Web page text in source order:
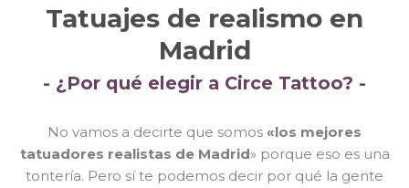
Tatuajes de realismo en
Madrid
- ¿Por qué elegir a Circe Tattoo? -
No vamos a decirte que somos «los mejores
tatuadores realistas de Madrid» porque eso es una
tontería. Pero sí te podemos decir por qué la gente